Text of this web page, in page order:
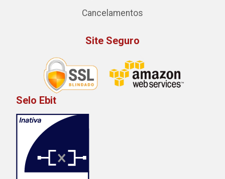
Cancelamentos
Site Seguro
Selo Ebit